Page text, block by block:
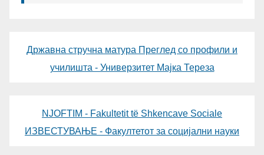
Државна стручна матура Преглед со профили и
училишта - Универзитет Мајка Тереза
NJOFTIM - Fakultetit të Shkencave Sociale
ИЗВЕСТУВАЊЕ - Факултетот за социјални науки